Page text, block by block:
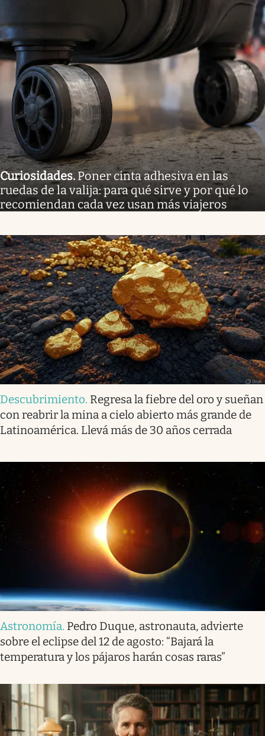
Curiosidades. Poner cinta adhesiva en las
ruedas de la valija: para qué sirve y por qué lo
recomiendan cada vez usan más viajeros
Descubrimiento. Regresa la fiebre del oro y sueñan
con reabrir la mina a cielo abierto más grande de
Latinoamérica. Llevá más de 30 años cerrada
Astronomía. Pedro Duque, astronauta, advierte
sobre el eclipse del 12 de agosto: “Bajará la
temperatura y los pájaros harán cosas raras”